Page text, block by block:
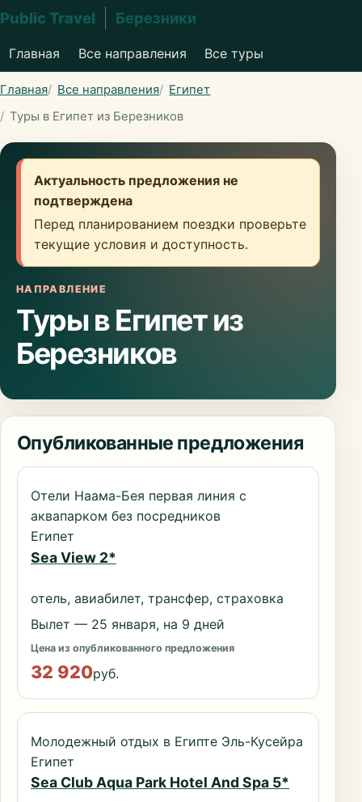
Public Travel Березники
Главная Все направления Все туры
Главная Все направления
Египет
Туры в Египет из Березников
Актуальность предложения не
подтверждена
Перед планированием поездки проверьте
текущие условия и доступность.
НАПРАВЛЕНИЕ
Туры в Египет из
Березников
Опубликованные предложения
Отели Наама-Бея первая линия с
аквапарком без посредников
Египет
Sea View 2*
отель, авиабилет, трансфер, страховка
Вылет — 25 января, на 9 дней
Цена из опубликованного предложения
32 920руб.
Молодежный отдых в Египте Эль-Кусейра
Египет
Sea Club Aqua Park Hotel And Spa 5*